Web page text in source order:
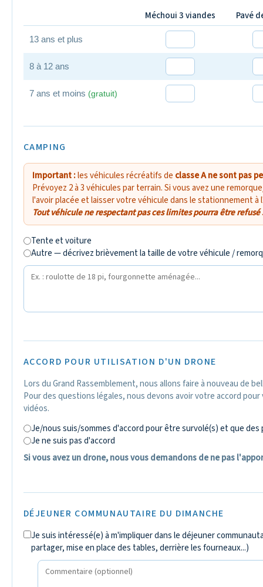
Méchoui 3 viandes
Pavé
13 ans et plus
8 à 12 ans
7 ans et moins (gratuit)
CAMPING
Important :les véhicules récréatifs de classe A ne sont pas
Prévoyez 2 à 3 véhicules par terrain. Si vous avez une
l'avoir placée et laisser votre véhicule dans le stationnement à
Tout véhicule ne respectant pas ces limites pourra être refusé
Tente et voiture
Autre — décrivez brièvement la taille de votre véhicule /
ACCORD POUR UTILISATION D'UN DRONE
Lors du Grand Rassemblement, nous allons faire à nouveau de
Pour des questions légales, nous devons avoir votre accord
vidéos.
Je/nous suis/sommes d'accord pour être survolé(s) et que
Je ne suis pas d'accord
Si vous avez un drone, nous vous demandons de ne pas
DÉJEUNER COMMUNAUTAIRE DU DIMANCHE
Je suis intéressé(e) à m'impliquer dans le déjeuner
partager, mise en place des tables, derrière les fourneaux...)